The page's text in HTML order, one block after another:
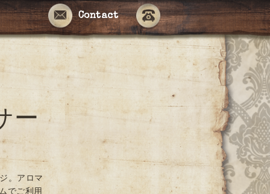
Contact
ー
。アロマ
でご利用